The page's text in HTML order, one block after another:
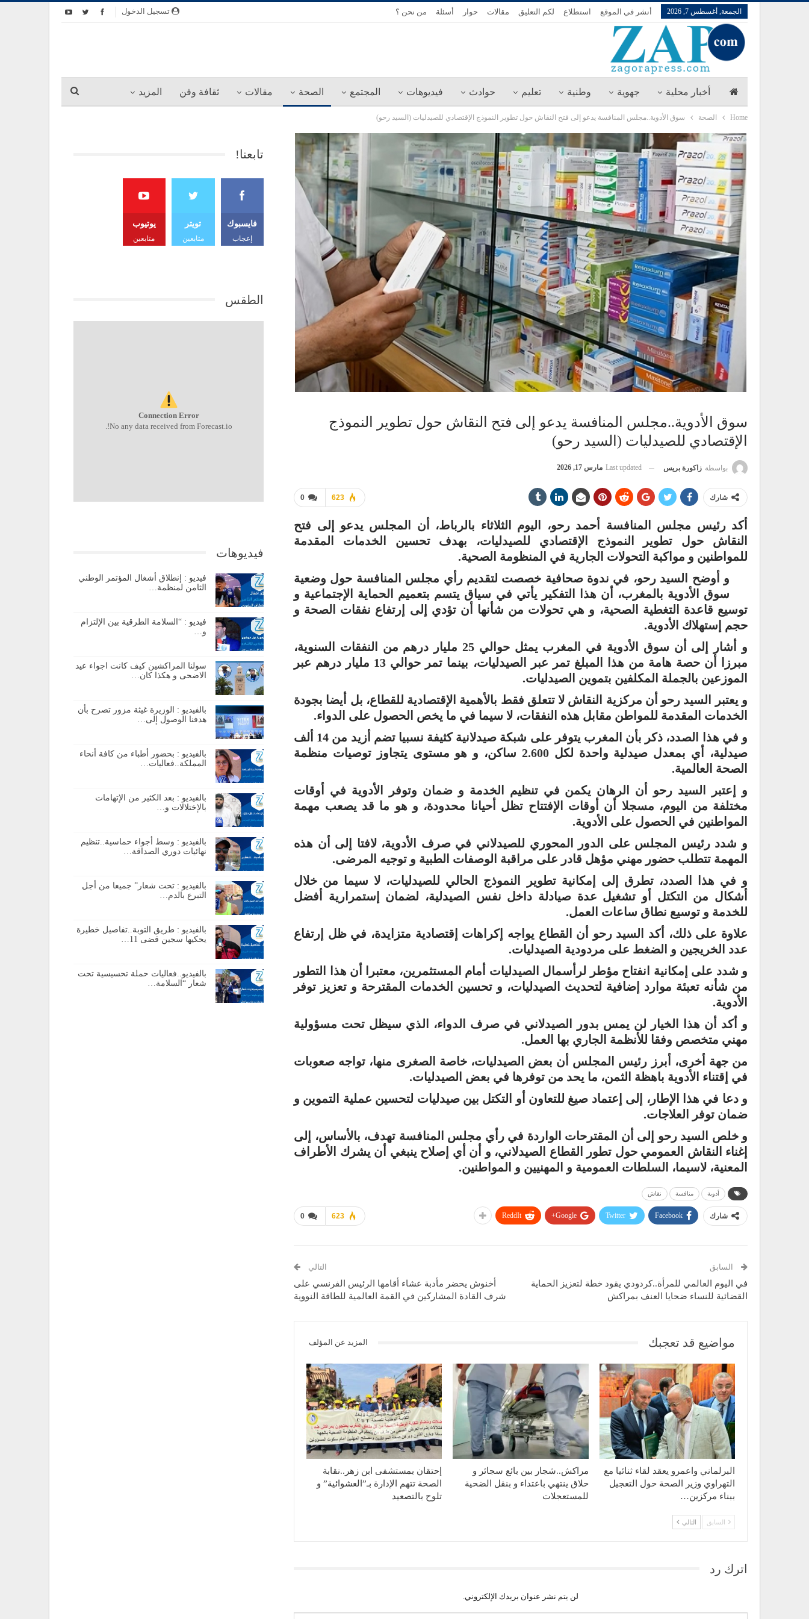
تسجيل الدخول الجمعة, أغسطس 7, 2026 أنشر في الموقع استطلاع لكم التعليق مقالات حوار أسئلة من نحن ؟
أخبار محلية جهوية وطنية تعليم حوادث فيديوهات المجتمع الصحة مقالات ثقافة وفن المزيد
Home الصحة سوق الأدوية..مجلس المنافسة يدعو إلى فتح النقاش حول تطوير النموذج الإقتصادي للصيدليات (السيد رحو)
سوق الأدوية..مجلس المنافسة يدعو إلى فتح النقاش حول تطوير النموذج
الإقتصادي للصيدليات (السيد رحو)
بواسطة زاكورة بريس Last updated مارس 17, 2026
0 623 شارك
أكد رئيس مجلس المنافسة أحمد رحو، اليوم الثلاثاء بالرباط، أن المجلس يدعو إلى فتح
النقاش حول تطوير النموذج الإقتصادي للصيدليات، بهدف تحسين الخدمات المقدمة
للمواطنين و مواكبة التحولات الجارية في المنظومة الصحية.
و أوضح السيد رحو، في ندوة صحافية خصصت لتقديم رأي مجلس المنافسة حول وضعية
سوق الأدوية بالمغرب، أن هذا التفكير يأتي في سياق يتسم بتعميم الحماية الإجتماعية و
توسيع قاعدة التغطية الصحية، و هي تحولات من شأنها أن تؤدي إلى إرتفاع نفقات الصحة و
حجم إستهلاك الأدوية.
و أشار إلى أن سوق الأدوية في المغرب يمثل حوالي 25 مليار درهم من النفقات السنوية،
مبرزا أن حصة هامة من هذا المبلغ تمر عبر الصيدليات، بينما تمر حوالي 13 مليار درهم عبر
الموزعين بالجملة المكلفين بتموين الصيدليات.
و يعتبر السيد رحو أن مركزية النقاش لا تتعلق فقط بالأهمية الإقتصادية للقطاع، بل أيضا بجودة
الخدمات المقدمة للمواطن مقابل هذه النفقات، لا سيما في ما يخص الحصول على الدواء.
و في هذا الصدد، ذكر بأن المغرب يتوفر على شبكة صيدلانية كثيفة نسبيا تضم أزيد من 14 ألف
صيدلية، أي بمعدل صيدلية واحدة لكل 2.600 ساكن، و هو مستوى يتجاوز توصيات منظمة
الصحة العالمية.
و إعتبر السيد رحو أن الرهان يكمن في تنظيم الخدمة و ضمان وتوفر الأدوية في أوقات
مختلفة من اليوم، مسجلا أن أوقات الإفتتاح تظل أحيانا محدودة، و هو ما قد يصعب مهمة
المواطنين في الحصول على الأدوية.
و شدد رئيس المجلس على الدور المحوري للصيدلاني في صرف الأدوية، لافتا إلى أن هذه
المهمة تتطلب حضور مهني مؤهل قادر على مراقبة الوصفات الطبية و توجيه المرضى.
و في هذا الصدد، تطرق إلى إمكانية تطوير النموذج الحالي للصيدليات، لا سيما من خلال
أشكال من التكتل أو تشغيل عدة صيادلة داخل نفس الصيدلية، لضمان إستمرارية أفضل
للخدمة و توسيع نطاق ساعات العمل.
علاوة على ذلك، أكد السيد رحو أن القطاع يواجه إكراهات إقتصادية متزايدة، في ظل إرتفاع
عدد الخريجين و الضغط على مردودية الصيدليات.
و شدد على إمكانية انفتاح مؤطر لرأسمال الصيدليات أمام المستثمرين، معتبرا أن هذا التطور
من شأنه تعبئة موارد إضافية لتحديث الصيدليات، و تحسين الخدمات المقترحة و تعزيز توفر
الأدوية.
و أكد أن هذا الخيار لن يمس بدور الصيدلاني في صرف الدواء، الذي سيظل تحت مسؤولية
مهني متخصص وفقا للأنظمة الجاري بها العمل.
من جهة أخرى، أبرز رئيس المجلس أن بعض الصيدليات، خاصة الصغرى منها، تواجه صعوبات
في إقتناء الأدوية باهظة الثمن، ما يحد من توفرها في بعض الصيدليات.
و دعا في هذا الإطار، إلى إعتماد صيغ للتعاون أو التكتل بين صيدليات لتحسين عملية التموين و
ضمان توفر العلاجات.
و خلص السيد رحو إلى أن المقترحات الواردة في رأي مجلس المنافسة تهدف، بالأساس، إلى
إغناء النقاش العمومي حول تطور القطاع الصيدلاني، و أن أي إصلاح ينبغي أن يشرك الأطراف
المعنية، لاسيما، السلطات العمومية و المهنيين و المواطنين.
أدوية منافسة نقاش
0 623 شارك Facebook
Twitter
Google+
ReddIt
السابق
في اليوم العالمي للمرأة..كردودي يقود خطة لتعزيز الحماية
القضائية للنساء ضحايا العنف بمراكش
التالي
أخنوش يحضر مأدبة عشاء أقامها الرئيس الفرنسي على
شرف القادة المشاركين في القمة العالمية للطاقة النووية
مواضيع قد تعجبك المزيد عن المؤلف
البرلماني واعمرو يعقد لقاء ثنائيا مع
التهراوي وزير الصحة حول التعجيل
ببناء مركزين…
مراكش..شجار بين بائع سجائر و
حلاق ينتهي باعتداء و بنقل الضحية
للمستعجلات
إحتقان بمستشفى ابن زهر..نقابة
الصحة تتهم الإدارة بـ”العشوائية” و
تلوح بالتصعيد
السابق التالي
اترك رد
لن يتم نشر عنوان بريدك الإلكتروني.
تابعنا!
فايسبوك
إعجاب
تويتر
متابعين
يوتيوب
متابعين
الطقس
Connection Error
No any data received from Forecast.io!.
فيديوهات
فيديو : إنطلاق أشغال المؤتمر الوطني
الثامن لمنظمة…
فيديو : “السلامة الطرقية بين الإلتزام
و…
سولنا المراكشين كيف كانت اجواء عيد
الاضحى و هكذا كان…
بالفيديو : الوزيرة غيثة مزور تصرح بأن
هدفنا الوصول إلى…
بالفيديو : بحضور أطباء من كافة أنحاء
المملكة..فعاليات…
بالفيديو : بعد الكثير من الإتهامات
بالإختلالات و…
بالفيديو : وسط أجواء حماسية..تنظيم
نهائيات دوري الصداقة…
بالفيديو : تحت شعار” جميعا من أجل
التبرع بالدم…
بالفيديو : طريق التوبة..تفاصيل خطيرة
يحكيها سجين قضى 11…
بالفيديو..فعاليات حملة تحسيسية تحت
شعار “السلامة…